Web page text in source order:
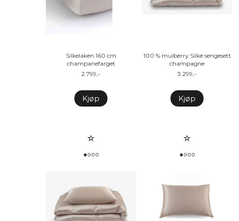
Silkelaken 160 cm
champanefarget
2.799,-
Kjøp
100 % mulberry Silke sengesett
champagne
3.299,-
Kjøp